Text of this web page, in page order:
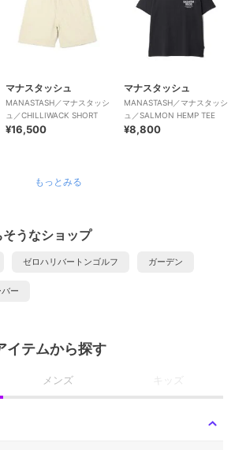
マナスタッシュ
MANASTASH／マナスタッシ
ュ／CHILLIWACK SHORT
¥16,500
マナスタッシュ
MANASTASH／マナスタッシ
ュ／SALMON HEMP TEE
¥8,800
もっとみる
うなショップ
ゼロハリバートンゴルフ ガーデン
バー
イテムから探す
メンズ キッズ